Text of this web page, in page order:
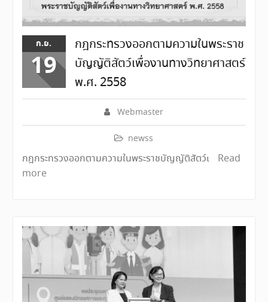
ก.ย.
19
กฎกระทรวงออกตามความในพระราช
บัญญัติสัตว์เพื่องานทางวิทยาศาสตร์
พ.ศ. 2558
Webmaster
newss
กฎกระทรวงออกตามความในพระราชบัญญัติสัตว์เ
Read
more